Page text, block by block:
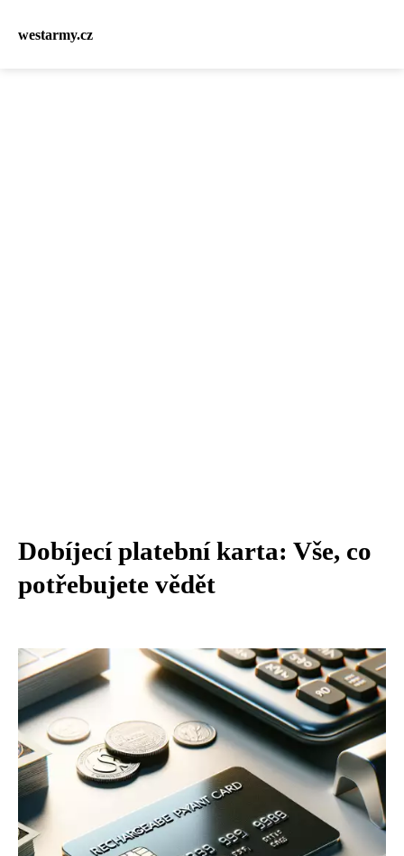
westarmy.cz
Dobíjecí platební karta: Vše, co
potřebujete vědět